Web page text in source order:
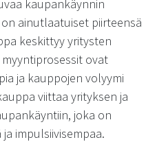
kaupankäynnin
ainutlaatuiset piirteensä
keskittyy yritysten
ovat
ja kauppojen volyymi
viittaa yrityksen ja
joka on
impulsiivisempaa.